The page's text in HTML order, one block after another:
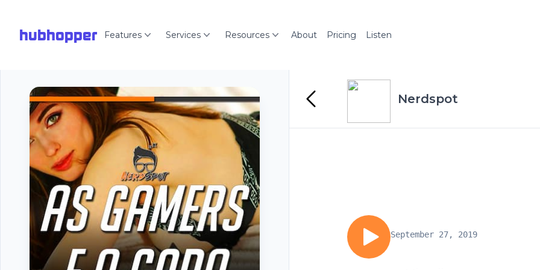
hubhopper Features Services Resources About Pricing Listen
Nerdspot
September 27, 2019